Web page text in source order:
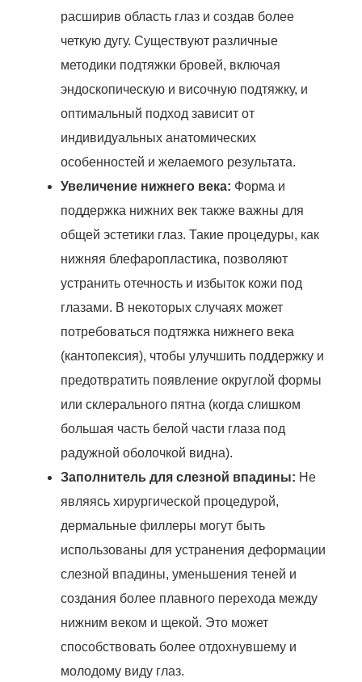
расширив область глаз и создав более
четкую дугу. Существуют различные
методики подтяжки бровей, включая
эндоскопическую и височную подтяжку, и
оптимальный подход зависит от
индивидуальных анатомических
особенностей и желаемого результата.
Увеличение нижнего века: Форма и
поддержка нижних век также важны для
общей эстетики глаз. Такие процедуры, как
нижняя блефаропластика, позволяют
устранить отечность и избыток кожи под
глазами. В некоторых случаях может
потребоваться подтяжка нижнего века
(кантопексия), чтобы улучшить поддержку и
предотвратить появление округлой формы
или склерального пятна (когда слишком
большая часть белой части глаза под
радужной оболочкой видна).
Заполнитель для слезной впадины: Не
являясь хирургической процедурой,
дермальные филлеры могут быть
использованы для устранения деформации
слезной впадины, уменьшения теней и
создания более плавного перехода между
нижним веком и щекой. Это может
способствовать более отдохнувшему и
молодому виду глаз.